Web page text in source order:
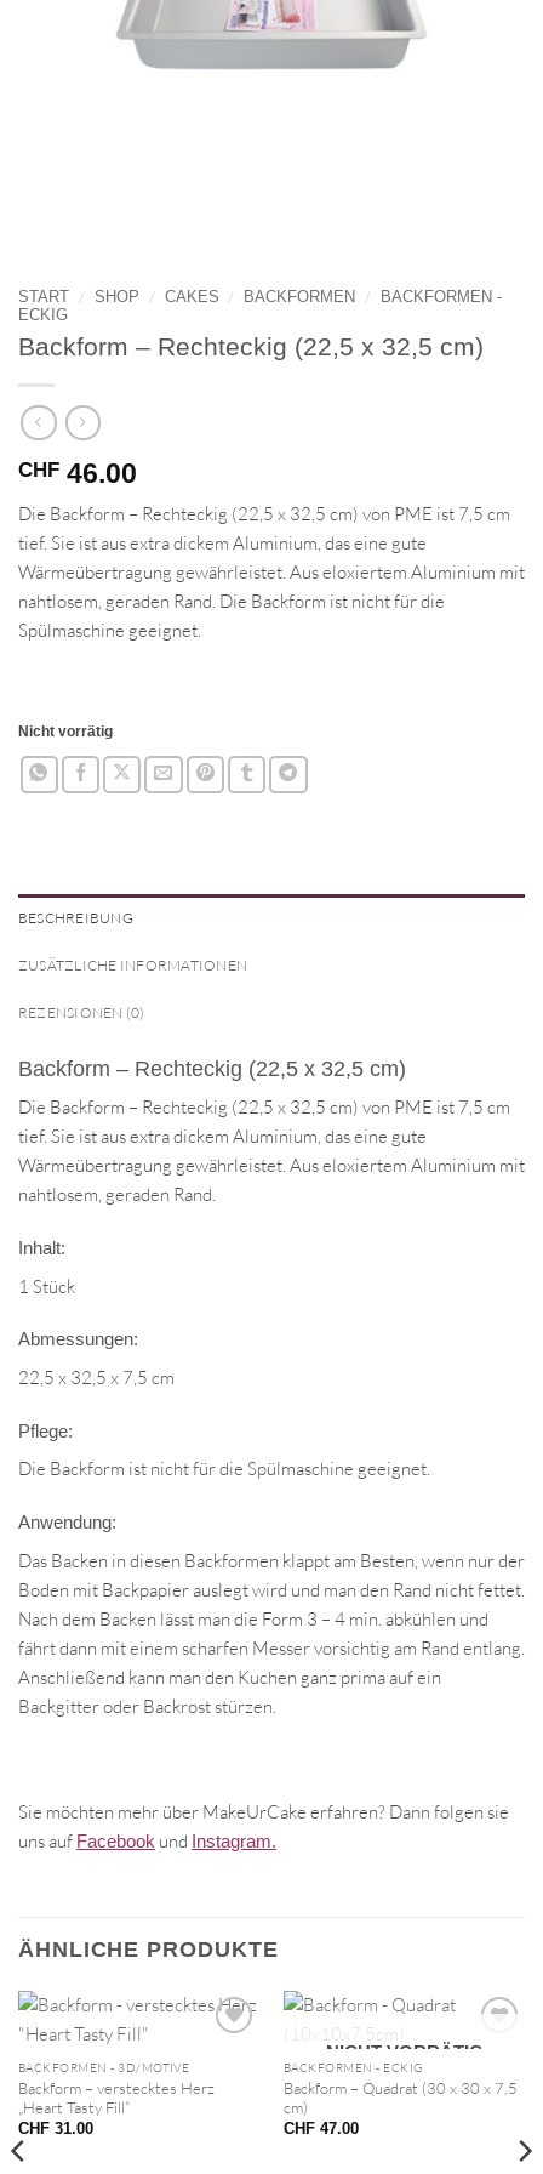
START / SHOP / CAKES / BACKFORMEN /
BACKFORMEN -
ECKIG
Backform – Rechteckig (22,5 x 32,5 cm)
CHF 46.00
Die Backform – Rechteckig (22,5 x 32,5 cm) von PME ist 7,5 cm
tief. Sie ist aus extra dickem Aluminium, das eine gute
Wärmeübertragung gewährleistet. Aus eloxiertem Aluminium mit
nahtlosem, geraden Rand. Die Backform ist nicht für die
Spülmaschine geeignet.
Nicht vorrätig
BESCHREIBUNG
ZUSÄTZLICHE INFORMATIONEN
REZENSIONEN (0)
Backform – Rechteckig (22,5 x 32,5 cm)
Die Backform – Rechteckig (22,5 x 32,5 cm) von PME ist 7,5 cm
tief. Sie ist aus extra dickem Aluminium, das eine gute
Wärmeübertragung gewährleistet. Aus eloxiertem Aluminium mit
nahtlosem, geraden Rand.
Inhalt:
1 Stück
Abmessungen:
22,5 x 32,5 x 7,5 cm
Pflege:
Die Backform ist nicht für die Spülmaschine geeignet.
Anwendung:
Das Backen in diesen Backformen klappt am Besten, wenn nur der
Boden mit Backpapier auslegt wird und man den Rand nicht fettet.
Nach dem Backen lässt man die Form 3 – 4 min. abkühlen und
fährt dann mit einem scharfen Messer vorsichtig am Rand entlang.
Anschließend kann man den Kuchen ganz prima auf ein
Backgitter oder Backrost stürzen.
Sie möchten mehr über MakeUrCake erfahren? Dann folgen sie
uns auf Facebook und Instagram.
ÄHNLICHE PRODUKTE
BACKFORMEN - 3D/MOTIVE
Backform – verstecktes Herz
„Heart Tasty Fill“
CHF31.00
NICHT VORRÄTIG
BACKFORMEN - ECKIG
Backform – Quadrat (30 x 30 x 7,5
cm)
CHF47.00